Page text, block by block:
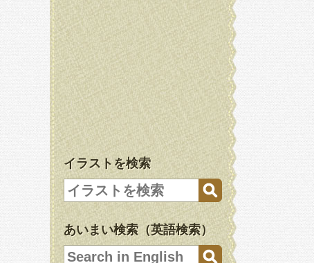
イラストを検索
あいまい検索（英語検索）